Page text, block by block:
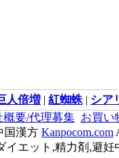
人倍増 | 紅蜘蛛 | シア
概要/代理募集 お買い
国漢方 Kanpocom.com
イエット,精力剤,避